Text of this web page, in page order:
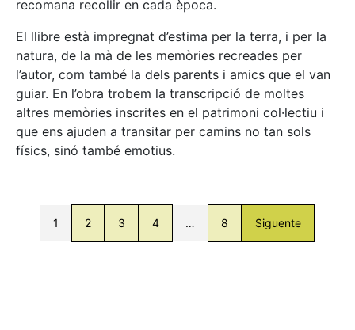
recomana recollir en cada època.
El llibre està impregnat d’estima per la terra, i per la
natura, de la mà de les memòries recreades per
l’autor, com també la dels parents i amics que el van
guiar. En l’obra trobem la transcripció de moltes
altres memòries inscrites en el patrimoni col·lectiu i
que ens ajuden a transitar per camins no tan sols
físics, sinó també emotius.
1 2 3 4 … 8 Siguente